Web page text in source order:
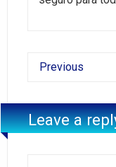
Previous
Leave a